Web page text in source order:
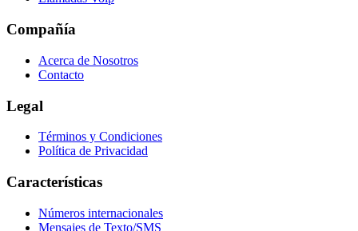
Compañía
Acerca de Nosotros
Contacto
Legal
Términos y Condiciones
Política de Privacidad
Características
Números internacionales
Mensajes de Texto/SMS